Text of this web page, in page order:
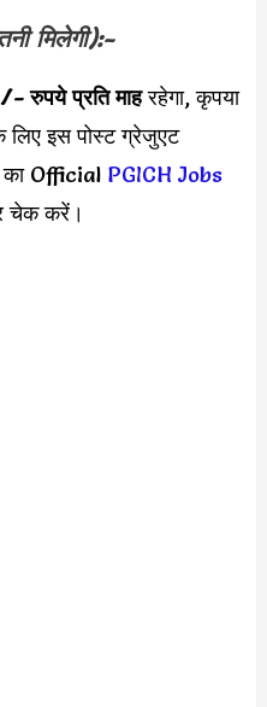
मिलेगी):-
/- रुपये प्रति माहरहेगा, कृपया
लिए इस पोस्ट ग्रेजुएट
का Official PGICH Jobs
चेक करें।